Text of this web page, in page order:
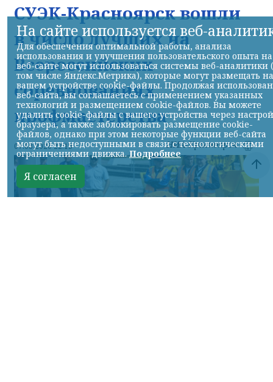
СУЭК-Красноярск вошли
в число лучших на
Всероссийских
соревнованиях
профмастерства
07.08.2026 22:13 НИА-Красноярск
На сайте используется веб-
Для обеспечения оптимальной работы, анализа
использования и улучшения пользовательского опыта на
веб-сайте могут использоваться системы веб-аналитики
том числе Яндекс.Метрика), которые могут размещать на
вашем устройстве cookie-файлы. Продолжая
веб-сайта, вы соглашаетесь с применением указанных
технологий и размещением cookie-файлов. Вы можете
удалить cookie-файлы с вашего устройства через
браузера, а также заблокировать размещение cookie-
файлов, однако при этом некоторые функции веб-сайта
могут быть недоступными в связи с технологическими
ограничениями движка.Подробнее
Я согласен